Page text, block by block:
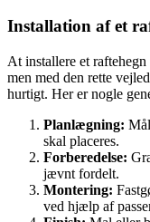
Installation af et
At installere et
men med den rette
hurtigt. Her er nogle
Planlægning:
skal placeres.
Forberedelse:
jævnt fordelt.
Montering:
ved hjælp af